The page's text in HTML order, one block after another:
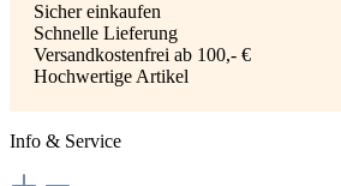
Sicher einkaufen
Schnelle Lieferung
Versandkostenfrei ab 100,- €
Hochwertige Artikel
Info & Service